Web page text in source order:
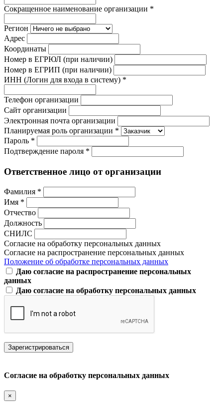
Сокращенное наименование организации *
Регион
Адрес
Координаты
Номер в ЕГРЮЛ (при наличии)
Номер в ЕГРИП (при наличии)
ИНН (Логин для входа в систему) *
Телефон организации
Сайт организации
Электронная почта организации
Планируемая роль организации *
Пароль *
Подтверждение пароля *
Ответственное лицо от организации
Фамилия *
Имя *
Отчество
Должность
СНИЛС
Согласие на обработку персональных данных
Согласие на распространение персональных данных
Положение об обработке персональных данных
Даю согласие на распространение персональных
данных
Даю согласие на обработку персональных данных
Зарегистрироваться
Согласие на обработку персональных данных
×